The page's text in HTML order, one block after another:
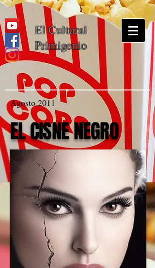
El Cultural
Primigenio
Agosto 2011
EL CISNE NEGRO